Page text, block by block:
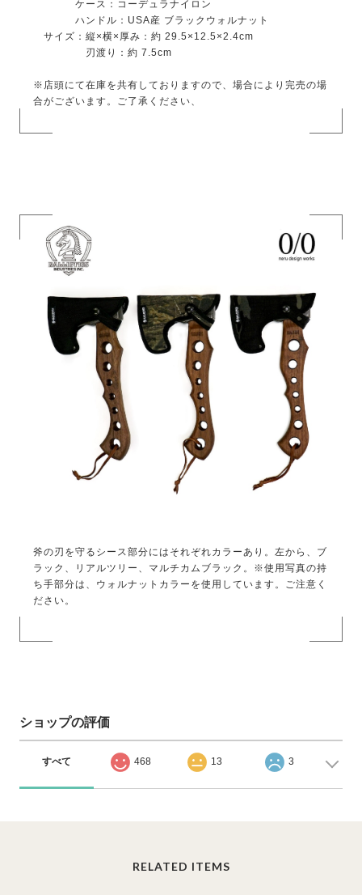
ケース：コーデュラナイロン
ハンドル：USA産 ブラックウォルナット
サイズ：縦×横×厚み：約 29.5×12.5×2.4cm
刃渡り：約 7.5cm
※店頭にて在庫を共有しておりますので、場合により完売の場
合がございます。ご了承ください、
斧の刃を守るシース部分にはそれぞれカラーあり。左から、ブ
ラック、リアルツリー、マルチカムブラック。※使用写真の持
ち手部分は、ウォルナットカラーを使用しています。ご注意く
ださい。
ショップの評価
すべて 468 13 3
RELATED ITEMS